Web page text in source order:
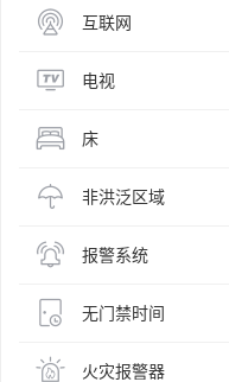
互联网
电视
床
非洪泛区域
报警系统
无门禁时间
火灾报警器